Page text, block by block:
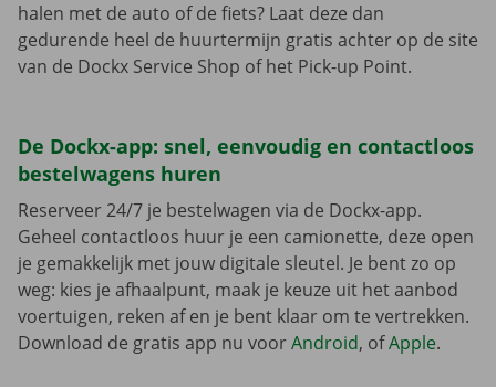
halen met de auto of de fiets? Laat deze dan
gedurende heel de huurtermijn gratis achter op de site
van de Dockx Service Shop of het Pick-up Point.
De Dockx-app: snel, eenvoudig en contactloos
bestelwagens huren
Reserveer 24/7 je bestelwagen via de Dockx-app.
Geheel contactloos huur je een camionette, deze open
je gemakkelijk met jouw digitale sleutel. Je bent zo op
weg: kies je afhaalpunt, maak je keuze uit het aanbod
voertuigen, reken af en je bent klaar om te vertrekken.
Download de gratis app nu voorAndroid, ofApple.